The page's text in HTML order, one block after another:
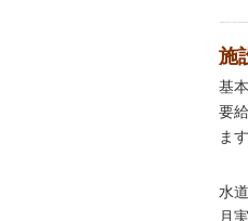
施
基
要
ます
水
月